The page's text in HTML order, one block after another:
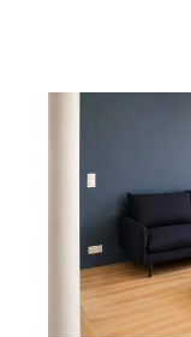
BOULOGNE
Ref : 5848
BOULOGNE